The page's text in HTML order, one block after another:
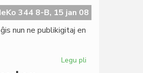
en
Meksiko
344 8-B, 15 jan 08
nun ne publikigitaj en
Legu pli